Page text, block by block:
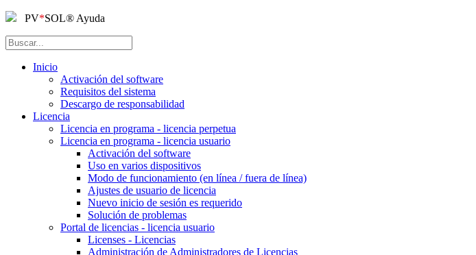
PV*SOL® Ayuda
Inicio
Activación del software
Requisitos del sistema
Descargo de responsabilidad
Licencia
Licencia en programa - licencia perpetua
Licencia en programa - licencia usuario
Activación del software
Uso en varios dispositivos
Modo de funcionamiento (en línea / fuera de línea)
Ajustes de usuario de licencia
Nuevo inicio de sesión es requerido
Solución de problemas
Portal de licencias - licencia usuario
Licenses - Licencias
Administración de Administradores de Licencias